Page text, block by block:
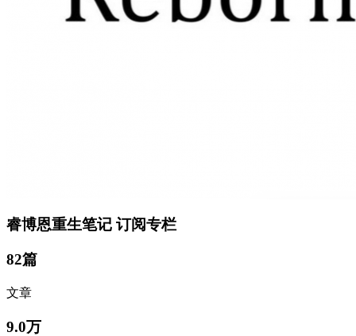
睿博恩重生笔记 订阅专栏
82篇
文章
9.0万